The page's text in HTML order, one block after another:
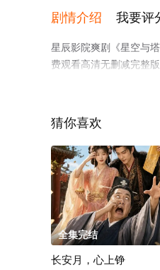
剧情介绍 我要评
星辰影院爽剧《星空与
费观看高清无删减完整
猜你喜欢
全集完结
长安月，心上铮